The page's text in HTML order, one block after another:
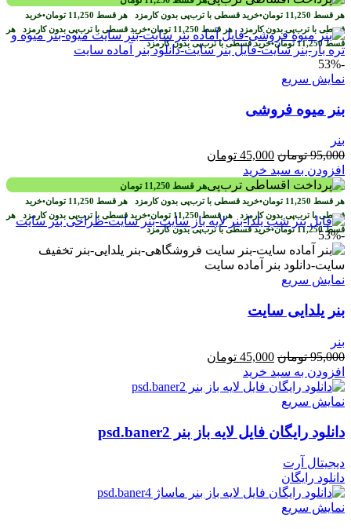
بود.
است.
هر قسط 11,250 تومان•خرید قسطی با ترب‌پی بدون کارمزد هر قسط 11,250 تومان•خرید
قسطی با ترب‌پی بدون کارمزد هر قسط 11,250 تومان•خرید قسطی با ترب‌پی بدون کارمزد هر
قسط11,250 تومان•خرید قسطی با ترب‌پی بدون کارمزد
-53%
نمایش سریع
بنر میوه فروشی
بنر
95,000 تومان قیمت
اصلی
95,000 تومان
بود.
45,000 تومان
45,000 تومان
است.
افزودن به سبد خرید
هر قسط 11,250 تومان
هر قسط 11,250 تومان•خرید قسطی با ترب‌پی بدون کارمزد هر قسط 11,250 تومان•خرید
قسطی با ترب‌پی بدون کارمزد هر قسط11,250 تومان•خرید قسطی با ترب‌پی بدون کارمزد هر
قسط11,250 تومان•خرید قسطی با ترب‌پی بدون کارمزد -53%
نمایش سریع
بنر یلدایی سایت
بنر
95,000 تومان قیمت
اصلی
95,000 تومان
45,000 تومان
45,000 تومان
افزودن به سبد خرید
نمایش سریع
دانلود رایگان فایل لایه باز بنر psd.baner2
دیجیتال آرت
دانلود رایگان
نمایش سریع